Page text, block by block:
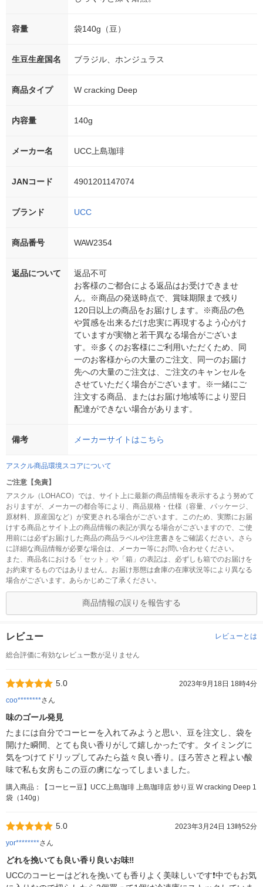
容量 袋140g（豆）
生豆生産国名 ブラジル、ホンジュラス
商品タイプ W cracking Deep
内容量 140g
メーカー名 UCC上島珈琲
JANコード 4901201147074
ブランド UCC
商品番号 WAW2354
返品について
返品不可
お客様のご都合による返品はお受けできませ
ん。※商品の発送時点で、賞味期限まで残り
120日以上の商品をお届けします。※商品の色
や質感を出来るだけ忠実に再現するよう心がけ
ていますが実物と若干異なる場合がございま
す。※多くのお客様にご利用いただくため、同
一のお客様からの大量のご注文、同一のお届け
先への大量のご注文は、ご注文のキャンセルを
させていただく場合がございます。※一緒にご
注文する商品、またはお届け地域等により翌日
配達ができない場合があります。
備考 メーカーサイトはこちら
アスクル商品環境スコアについて
ご注意【免責】
アスクル（LOHACO）では、サイト上に最新の商品情報を表示するよう努めて
おりますが、メーカーの都合等により、商品規格・仕様（容量、パッケージ、
原材料、原産国など）が変更される場合がございます。このため、実際にお届
けする商品とサイト上の商品情報の表記が異なる場合がございますので、ご使
用前には必ずお届けした商品の商品ラベルや注意書きをご確認ください。さら
に詳細な商品情報が必要な場合は、メーカー等にお問い合わせください。
また、商品名における「セット」や「箱」の表記は、必ずしも箱でのお届けを
お約束するものではありません。お届け形態は倉庫の在庫状況等により異なる
場合がございます。あらかじめご了承ください。
商品情報の誤りを報告する
レビュー レビューとは
総合評価に有効なレビュー数が足りません
5.0
2023年9月18日 18時4分
coo********さん
味のゴール発見
たまには自分でコーヒーを入れてみようと思い、豆を注文し、袋を
開けた瞬間、とても良い香りがして嬉しかったです。タイミングに
気をつけてドリップしてみたら益々良い香り。ほろ苦さと程よい酸
味で私も女房もこの豆の虜になってしまいました。
購入商品：【コーヒー豆】UCC上島珈琲 上島珈琲店 炒り豆 W cracking Deep 1
袋（140g）
5.0
2023年3月24日 13時52分
yor********さん
どれを挽いても良い香り良いお味‼️
UCCのコーヒーはどれを挽いても香りよく美味しいです❗️中でもお気